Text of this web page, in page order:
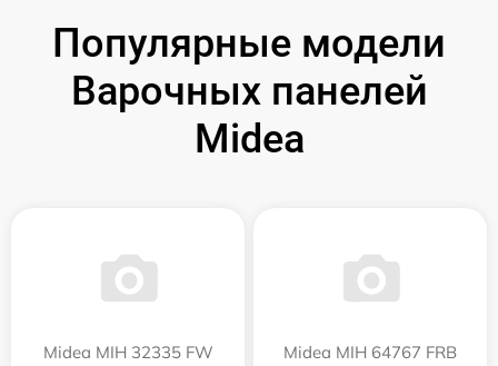
Популярные модели
Варочных панелей
Midea
Midea MIH 32335 FW Midea MIH 64767 FRB